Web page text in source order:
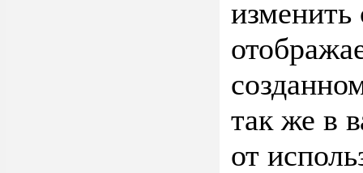
изменить
так же в
от